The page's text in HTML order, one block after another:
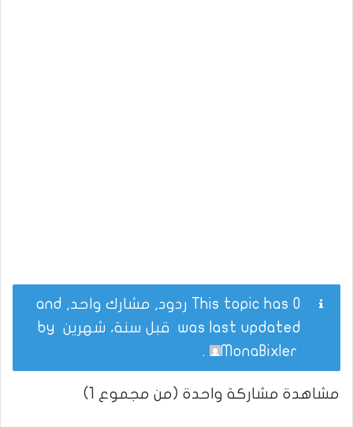
This topic has 0 ردود, مشارك واحد, and
was last updated قبل سنة، شهرين
MonaBixler
.
مشاهدة مشاركة واحدة (من مجموع 1)